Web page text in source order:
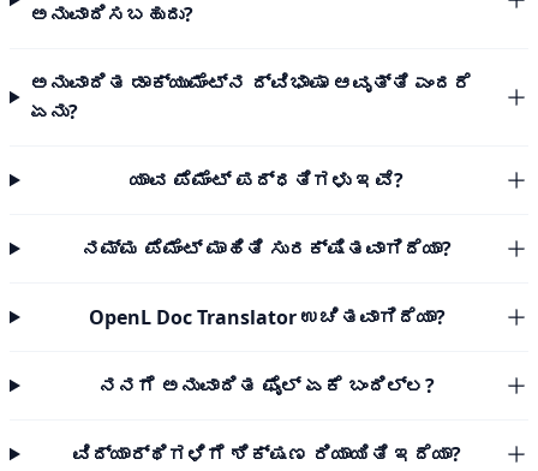
ಅನುವಾದಿಸಬಹುದು?
ಅನುವಾದಿತ ಡಾಕ್ಯುಮೆಂಟ್‌ನ ದ್ವಿಭಾಷಾ ಆವೃತ್ತಿ ಎಂದರೆ
ಏನು?
ಯಾವ ಪೆಮೆಂಟ್ ಪದ್ಧತಿಗಳು ಇವೆ?
ನಮ್ಮ ಪೆಮೆಂಟ್ ಮಾಹಿತಿ ಸುರಕ್ಷಿತವಾಗಿದೆಯಾ?
OpenL Doc Translator ಉಚಿತವಾಗಿದೆಯಾ?
ನನಗೆ ಅನುವಾದಿತ ಫೈಲ್ ಏಕೆ ಬಂದಿಲ್ಲ?
ವಿದ್ಯಾರ್ಥಿಗಳಿಗೆ ಶಿಕ್ಷಣ ರಿಯಾಯಿತಿ ಇದೆಯಾ?